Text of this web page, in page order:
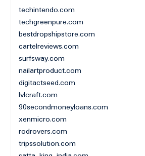
techintendo.com
techgreenpure.com
bestdropshipstore.com
cartelreviews.com
surfsway.com
nailartproduct.com
digitactseed.com
lvlcraft.com
90secondmoneyloans.com
xenmicro.com
rodrovers.com
tripssolution.com